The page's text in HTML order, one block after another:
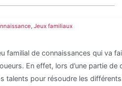
, Jeux familiaux
familial de connaissances qui va
En effet, lors d’une partie de
talents pour résoudre les